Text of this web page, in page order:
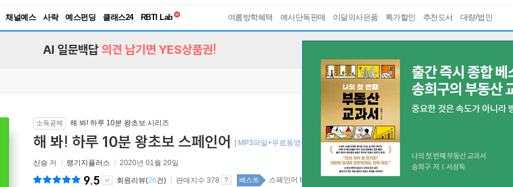
채널예스 사락 예스펀딩 클래스24
독서유형검사
여름방학혜택 예사단독판매 이달의사은품 특가할인 추천도서 대량/법인
AI 일문백답 의견 남기면 YES상품권!
소득공제 해 봐! 하루 10분 왕초보 시리즈
해 봐! 하루 10분 왕초보 스페인어 [ MP3파일+무료동영상강의+쓰기노트 ]
신승 저 랭기지플러스 2020년 01월 20일
9.5 회원리뷰(26건) 판매지수 378 베스트 스페인어 top20 53주